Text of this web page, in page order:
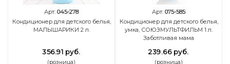
Арт: 045-278
Кондиционер для детского белья,
МАЛЫШАРИКИ 2 л.
356.91 руб.
(розница)
Арт: 075-585
Кондиционер для детского белья,
умка, СОЮЗМУЛЬТФИЛЬМ 1 л.
Заботливая мама
239.66 руб.
(розница)